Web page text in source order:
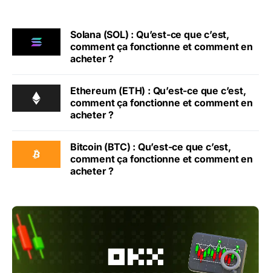
Solana (SOL) : Qu’est-ce que c’est,
comment ça fonctionne et comment en
acheter ?
Ethereum (ETH) : Qu’est-ce que c’est,
comment ça fonctionne et comment en
acheter ?
Bitcoin (BTC) : Qu’est-ce que c’est,
comment ça fonctionne et comment en
acheter ?